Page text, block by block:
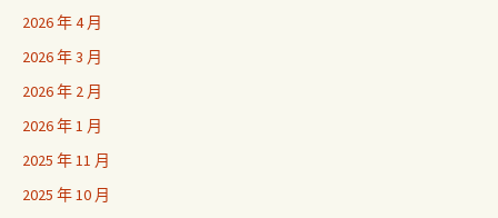
2026 年 4 月
2026 年 3 月
2026 年 2 月
2026 年 1 月
2025 年 11 月
2025 年 10 月